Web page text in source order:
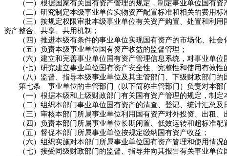
（一）根据国家有关国有资产管理的规定，制定事业单位国有资
（二）研究制定本级事业单位实物资产配置标准和相关的费用标
（三）按规定权限审批本级事业单位有关资产购置、处置和利用
资产整合、共享、共用机制；
（四）推进本级有条件的事业单位实现国有资产的市场化、社会
（五）负责本级事业单位国有资产收益的监督管理；
（六）建立和完善事业单位国有资产管理信息系统，对事业单位
（七）研究建立事业单位国有资产安全性、完整性和使用有效性
（八）监督、指导本级事业单位及其主管部门、下级财政部门的
第七条 事业单位的主管部门（以下简称主管部门）负责对本部
（一）根据本级和上级财政部门有关国有资产管理的规定，制定
（二）组织本部门事业单位国有资产的清查、登记、统计汇总及
（三）审核本部门所属事业单位利用国有资产对外投资、出租、
（四）负责本部门所属事业单位长期闲置、低效运转和超标准配
（五）督促本部门所属事业单位按规定缴纳国有资产收益；
（六）组织实施对本部门所属事业单位国有资产管理和使用情况
（七）接受同级财政部门的监督、指导并向其报告有关事业单位